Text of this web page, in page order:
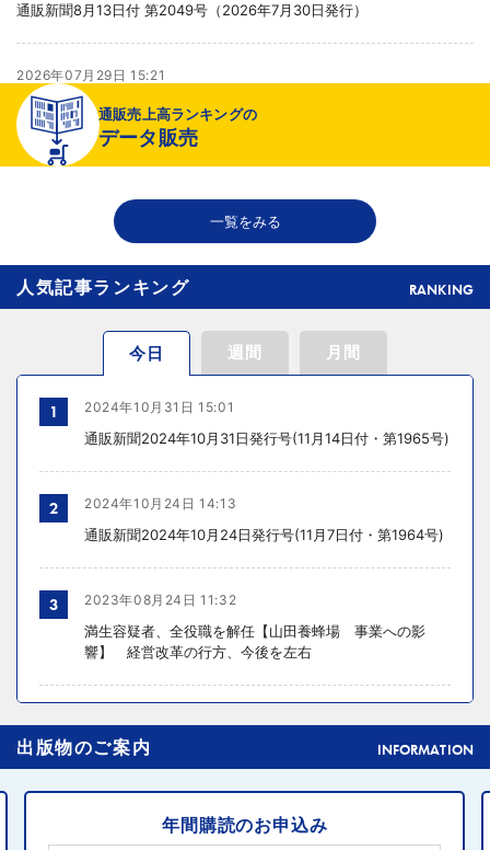
通販新聞8月13日付 第2049号（2026年7月30日発行）
2026年07月29日 15:21
より健全な売り場へ
2026年07月29日 15:20
千趣会が新インナーブランド開発、締め付け感のない着心地へ
通販売上高ランキングの
データ販売
一覧をみる
人気記事ランキング RANKING
今日 週間 月間
1 2024年10月31日 15:01
通販新聞2024年10月31日発行号(11月14日付・第1965号)
2 2024年10月24日 14:13
通販新聞2024年10月24日発行号(11月7日付・第1964号)
3 2023年08月24日 11:32
満生容疑者、全役職を解任【山田養蜂場 事業への影
響】 経営改革の行方、今後を左右
4
元ディノスの石川森生氏、ECのプロフェッショナルらの
共助型ネットワーク組織立ち上げ
5 2024年10月31日 14:10
出版物のご案内 INFORMATION
年間購読のお申込み